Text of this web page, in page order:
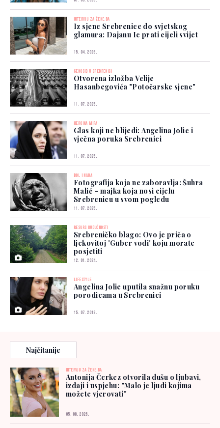
INTERVJU ZA ŽENE.BA
Iz sjene Srebrenice do svjetskog
glamura: Dajanu Ic prati cijeli svijet
15. 04. 2026.
GENOCID U SREBRENICI
Otvorena izložba Velije
Hasanbegovića "Potočarske sjene"
11. 07. 2025.
HEROINA MIRA
Glas koji ne blijedi: Angelina Jolie i
vječna poruka Srebrenici
11. 07. 2025.
BOL I NADA
Fotografija koja ne zaboravlja: Šuhra
Malić – majka koja nosi cijelu
Srebrenicu u svom pogledu
11. 07. 2025.
RESURS BUDUĆNOSTI
Srebreničko blago: Ovo je priča o
ljekovitoj 'Guber vodi' koju morate
posjetiti
12. 01. 2024.
LIFESTYLE
Angelina Jolie uputila snažnu poruku
porodicama u Srebrenici
15. 07. 2018.
Najčitanije
INTERVJU ZA ŽENE.BA
Antonija Čerkez otvorila dušu o ljubavi,
izdaji i uspjehu: "Malo je ljudi kojima
možete vjerovati"
05. 08. 2026.